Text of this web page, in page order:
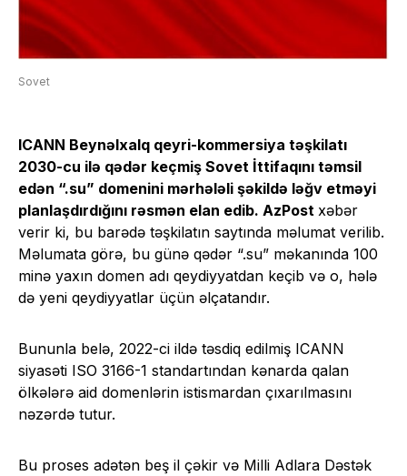
Sovet
ICANN Beynəlxalq qeyri-kommersiya təşkilatı
2030-cu ilə qədər keçmiş Sovet İttifaqını təmsil
edən “.su” domenini mərhələli şəkildə ləğv etməyi
planlaşdırdığını rəsmən elan edib. AzPost xəbər
verir ki, bu barədə təşkilatın saytında məlumat verilib.
Məlumata görə, bu günə qədər “.su” məkanında 100
minə yaxın domen adı qeydiyyatdan keçib və o, hələ
də yeni qeydiyyatlar üçün əlçatandır.
Bununla belə, 2022-ci ildə təsdiq edilmiş ICANN
siyasəti ISO 3166-1 standartından kənarda qalan
ölkələrə aid domenlərin istismardan çıxarılmasını
nəzərdə tutur.
Bu proses adətən beş il çəkir və Milli Adlara Dəstək